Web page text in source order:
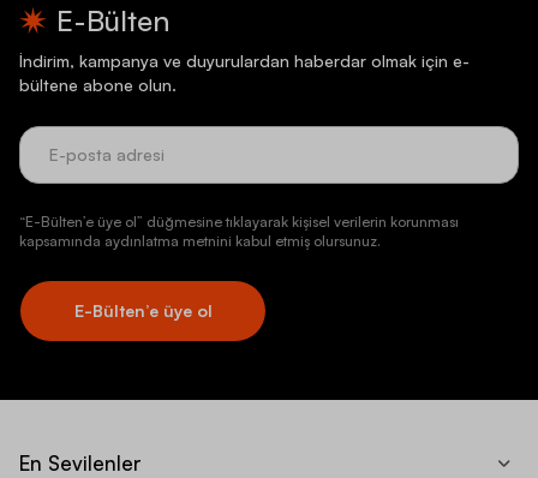
E-Bülten
İndirim, kampanya ve duyurulardan haberdar olmak için e-
bültene abone olun.
“E-Bülten’e üye ol” düğmesine tıklayarak kişisel verilerin korunması
kapsamında aydınlatma metnini kabul etmiş olursunuz.
E-Bülten’e üye ol
En Sevilenler